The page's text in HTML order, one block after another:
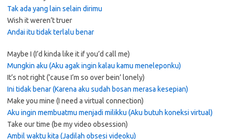
Tak ada yang lain selain dirimu
Wish it weren’t truer
Andai itu tidak terlalu benar
Maybe I (I’d kinda like it if you’d call me)
Mungkin aku (Aku agak ingin kalau kamu meneleponku)
It’s not right (’cause I’m so over bein’ lonely)
Ini tidak benar (Karena aku sudah bosan merasa kesepian)
Make you mine (I need a virtual connection)
Aku ingin membuatmu menjadi milikku (Aku butuh koneksi virtual)
Take our time (be my video obsession)
Ambil waktu kita (Jadilah obsesi videoku)